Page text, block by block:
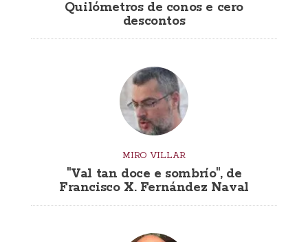
Quilómetros de conos e cero
descontos
MIRO VILLAR
"Val tan doce e sombrío", de
Francisco X. Fernández Naval